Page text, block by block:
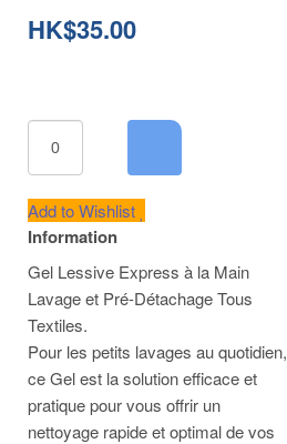
HK$35.00
Add to Wishlist
Information
Gel Lessive Express à la Main
Lavage et Pré-Détachage Tous
Textiles.
Pour les petits lavages au quotidien,
ce Gel est la solution efficace et
pratique pour vous offrir un
nettoyage rapide et optimal de vos